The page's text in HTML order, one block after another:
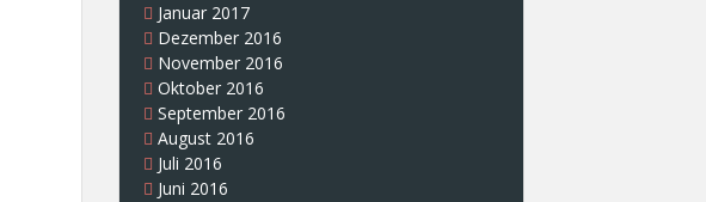
Januar 2017
Dezember 2016
November 2016
Oktober 2016
September 2016
August 2016
Juli 2016
Juni 2016